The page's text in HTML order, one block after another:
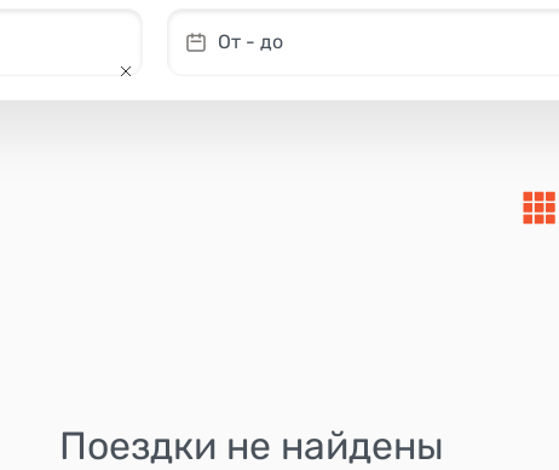
От - до
Поездки не найдены